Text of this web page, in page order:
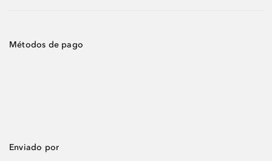
Métodos de pago
Enviado por